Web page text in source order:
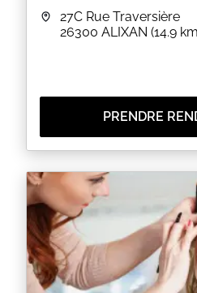
27C Rue Traversière
26300 ALIXAN (14.9
PRENDRE